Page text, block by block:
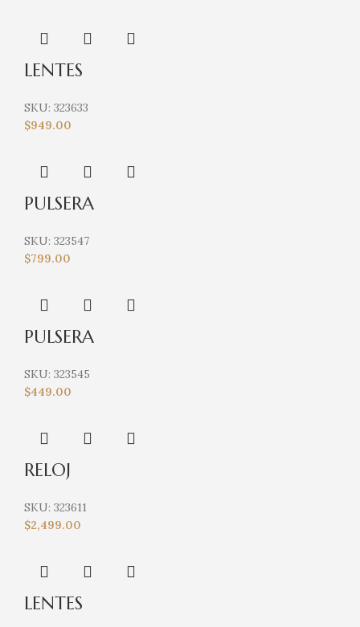
LENTES
SKU: 323633
$949.00
PULSERA
SKU: 323547
$799.00
PULSERA
SKU: 323545
$449.00
RELOJ
SKU: 323611
$2,499.00
LENTES